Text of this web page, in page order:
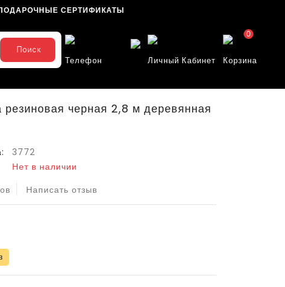
СЕРТИФИКАТЫ
Поиск
Телефон
Личный Кабинет Корзина
0
резиновая черная 2,8 м деревянная
3772
Нет в наличии
Написать отзыв